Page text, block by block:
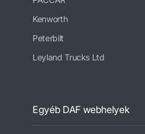
Kenworth
Peterbilt
Leyland Trucks Ltd
Egyéb DAF webhelyek